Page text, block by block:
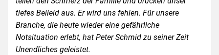
tiefes Beileid aus. Er wird uns fehlen. Für unsere
Branche, die heute wieder eine gefährliche
Notsituation erlebt, hat Peter Schmid zu seiner Zeit
Unendliches geleistet.